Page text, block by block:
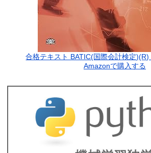
合格テキスト BATIC(国際会計検定
Amazonで購入する